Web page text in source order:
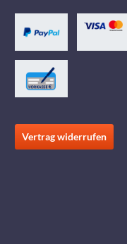
Vertrag widerrufen